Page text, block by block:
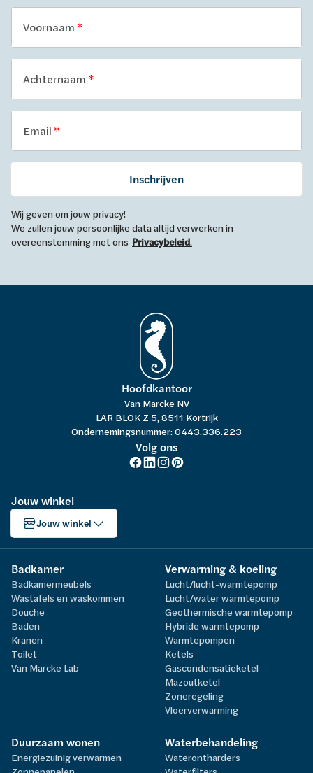
Voornaam
Achternaam
Email
Inschrijven
Wij geven om jouw privacy!
We zullen jouw persoonlijke data altijd verwerken in
overeenstemming met ons Privacybeleid.
Hoofdkantoor
Van Marcke NV
LAR BLOK Z 5, 8511 Kortrijk
Ondernemingsnummer: 0443.336.223
Volg ons
Jouw winkel
Jouw winkel
Badkamer
Badkamermeubels
Wastafels en waskommen
Douche
Baden
Kranen
Toilet
Van Marcke Lab
Verwarming & koeling
Lucht/lucht-warmtepomp
Lucht/water warmtepomp
Geothermische warmtepomp
Hybride warmtepomp
Warmtepompen
Ketels
Gascondensatieketel
Mazoutketel
Zoneregeling
Vloerverwarming
Duurzaam wonen
Energiezuinig verwarmen
Waterbehandeling
Waterontharders